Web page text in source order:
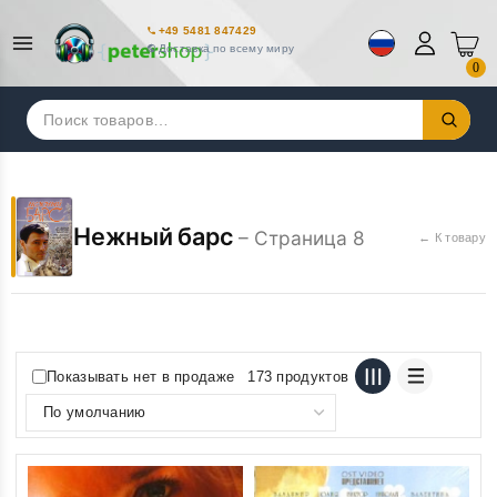
+49 5481 847429
Доставка по всему миру
0
Искать:
Нежный барс– Страница 8 ← К товару
Показывать нет в продаже 173 продуктов